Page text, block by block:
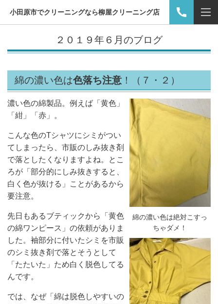
小田原市でクリーニングなら柳屋クリーニング店
２０１９年６月のブログ
綿の濃い色は色落ち注意 ！ （７・２）
綿の濃い色は絶対こすっ
ちゃダメ！
濃い色の綿製品。例えば「黄色」
「紺」「赤」。
こんな色のTシャツにシミがつい
てしまったら、市販のしみ抜き剤
で落としたくなりますよね。とこ
ろが「部分的にしみ抜きすると、
白く色が抜ける」ことがあるから
要注意。
先日もあるブティックから「黄色
の綿ワンピース」の依頼がありま
した。袖部分に付いたシミを市販
のシミ抜き剤で落とそうとして
「たたいた」ため白く脱色してる
んです。
では、なぜ「綿は脱色しやすいの